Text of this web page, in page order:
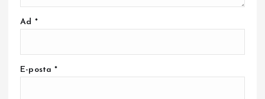
Ad *
E-posta*